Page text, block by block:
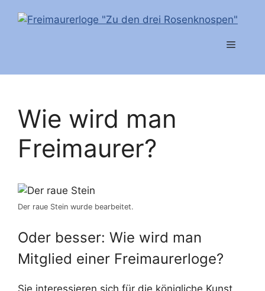
Inhalt
Menü
Wie wird man
Freimaurer?
Der raue Stein wurde bearbeitet.
Oder besser: Wie wird man
Mitglied einer Freimaurerloge?